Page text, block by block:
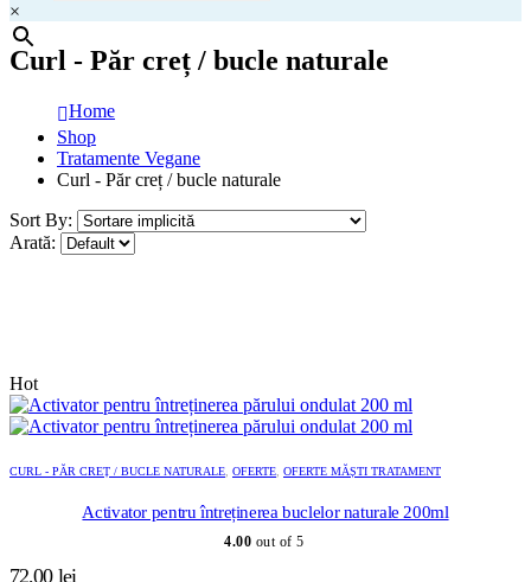
×
Curl - Păr creț / bucle naturale
Home
Shop
Tratamente Vegane
Curl - Păr creț / bucle naturale
Sort By:
Arată:
Hot
CURL - PĂR CREȚ / BUCLE NATURALE OFERTE OFERTE MĂȘTI TRATAMENT
Activator pentru întreținerea buclelor naturale 200ml
4.00 out of 5
72,00 lei